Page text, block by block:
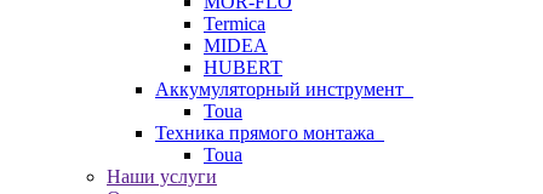
Termica
MIDEA
HUBERT
Аккумуляторный инструмент
Toua
Техника прямого монтажа
Toua
Наши услуги